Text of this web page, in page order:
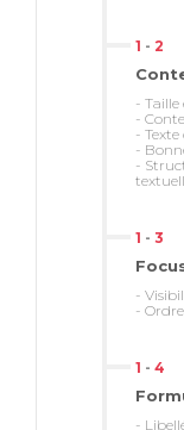
1 - 2
- Taille
-
-
-
-
1 - 3
-
-
1 - 4
-